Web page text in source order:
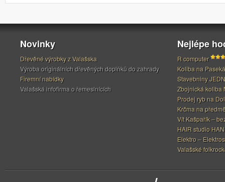
Novinky
Dřevěné výrobky z Valašska
Výroba originálních dřevěných doplňků do zahrady
Firemní nabídky
Valašská infofirma o řemeslnících
Nejlépe
R computer
Koliba na
Stavebniny
Zbojnická koliba
Prodej ryb na
Krčma na
Vít Kašpařík –
HAIR studio
Elektro –
Valašské